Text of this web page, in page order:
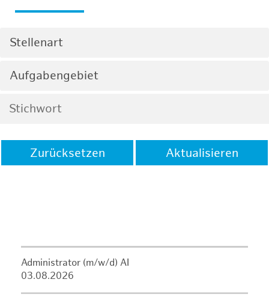
Stellenart
Aufgabengebiet
Zurücksetzen Aktualisieren
Administrator (m/w/d) AI
03.08.2026